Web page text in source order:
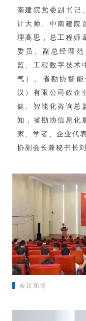
企业招聘
企业会员
关于投稿
广告投放
关于我们
联系我们
南建院党委副书记
计大师、中南建院
理高思，总工程师
委员、副总经理
监、工程数字技术
气）、省勘协智
汉）有限公司政企
健、智能化咨询总
知，省勘协信息化
家、学者、企业代
协副会长兼秘书长
会议现场